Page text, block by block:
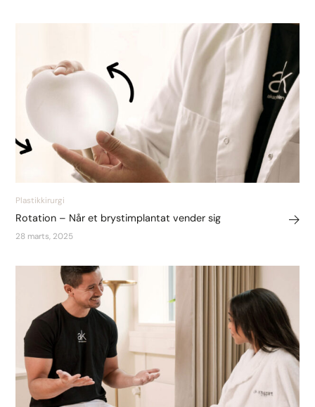
Plastikkirurgi
Rotation – Når et brystimplantat vender sig
28 marts, 2025